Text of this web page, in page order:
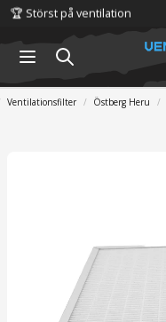
🏆 Störst på ventilation
Ventilationsfilter Östberg Heru